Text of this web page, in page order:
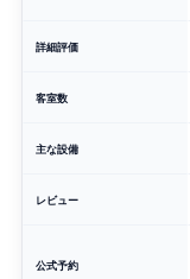
詳細評価
客室数
主な設備
レビュー
公式予約